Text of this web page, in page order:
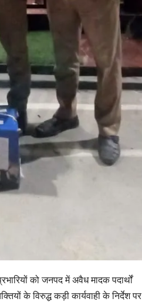
को जनपद में अवैध मादक पदार्थों
के विरुद्ध कड़ी कार्यवाही के निर्देश पर